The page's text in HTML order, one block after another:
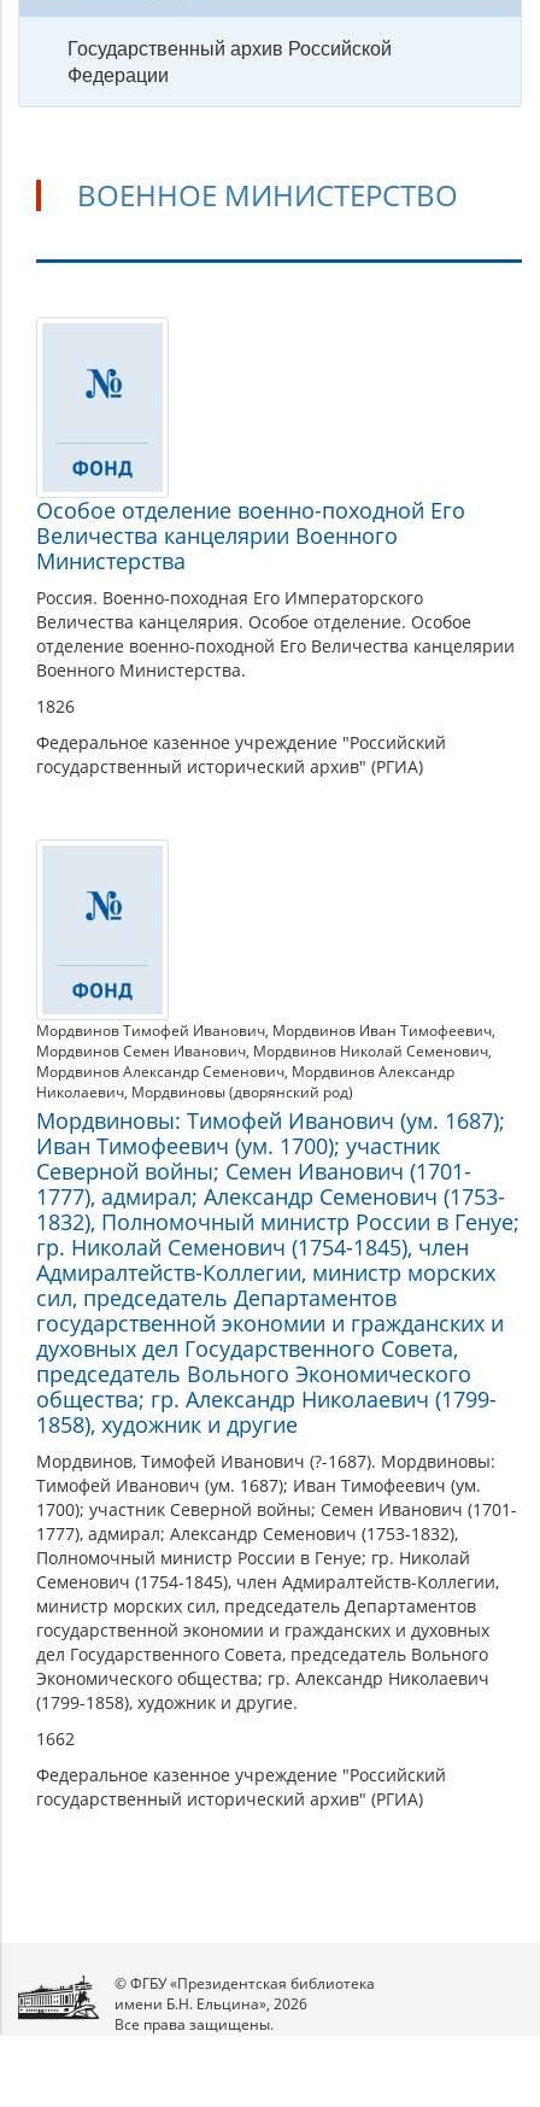
Государственный архив Российской
Федерации
ВОЕННОЕ МИНИСТЕРСТВО
Военное
министерство
Особое отделение военно-походной Его
Величества канцелярии Военного
Министерства
Россия. Военно-походная Его Императорского
Величества канцелярия. Особое отделение. Особое
отделение военно-походной Его Величества канцелярии
Военного Министерства.
1826
Федеральное казенное учреждение "Российский
государственный исторический архив" (РГИА)
Мордвинов Тимофей Иванович, Мордвинов Иван Тимофеевич,
Мордвинов Семен Иванович, Мордвинов Николай Семенович,
Мордвинов Александр Семенович, Мордвинов Александр
Николаевич, Мордвиновы (дворянский род)
Мордвиновы: Тимофей Иванович (ум. 1687);
Иван Тимофеевич (ум. 1700); участник
Северной войны; Семен Иванович (1701-
1777), адмирал; Александр Семенович (1753-
1832), Полномочный министр России в Генуе;
гр. Николай Семенович (1754-1845), член
Адмиралтейств-Коллегии, министр морских
сил, председатель Департаментов
государственной экономии и гражданских и
духовных дел Государственного Совета,
председатель Вольного Экономического
общества; гр. Александр Николаевич (1799-
1858), художник и другие
Мордвинов, Тимофей Иванович (?-1687). Мордвиновы:
Тимофей Иванович (ум. 1687); Иван Тимофеевич (ум.
1700); участник Северной войны; Семен Иванович (1701-
1777), адмирал; Александр Семенович (1753-1832),
Полномочный министр России в Генуе; гр. Николай
Семенович (1754-1845), член Адмиралтейств-Коллегии,
министр морских сил, председатель Департаментов
государственной экономии и гражданских и духовных
дел Государственного Совета, председатель Вольного
Экономического общества; гр. Александр Николаевич
(1799-1858), художник и другие.
1662
Федеральное казенное учреждение "Российский
государственный исторический архив" (РГИА)
© ФГБУ «Президентская библиотека
имени Б.Н. Ельцина», 2026
Все права защищены.